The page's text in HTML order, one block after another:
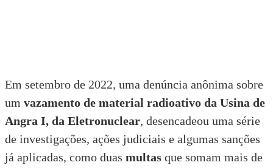
Em setembro de 2022, uma denúncia anônima sobre
um vazamento de material radioativo da Usina de
Angra I, da Eletronuclear, desencadeou uma série
de investigações, ações judiciais e algumas sanções
já aplicadas, como duas multas que somam mais de